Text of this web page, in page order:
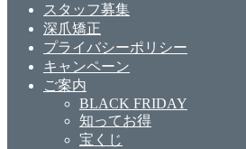
スタッフ募集
深爪矯正
プライバシーポリシー
キャンペーン
ご案内
BLACK FRIDAY
知ってお得
宝くじ